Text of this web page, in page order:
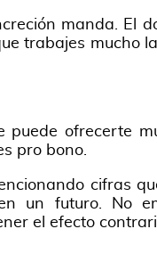
manda. El
trabajes mucho
ofrecerte
pro bono.
cifras
un futuro. No
el efecto